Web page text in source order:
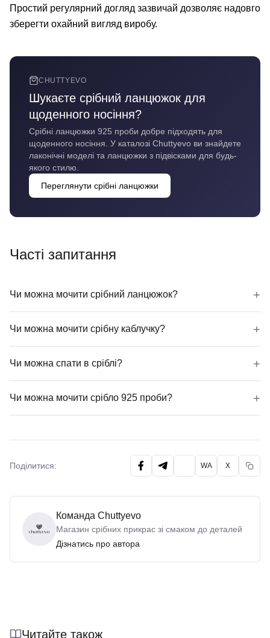
Простий регулярний догляд зазвичай дозволяє надовго
зберегти охайний вигляд виробу.
CHUTTYEVO
Шукаєте срібний ланцюжок для
щоденного носіння?
Срібні ланцюжки 925 проби добре підходять для
щоденного носіння. У каталозі Chuttyevo ви знайдете
лаконічні моделі та ланцюжки з підвісками для будь-
якого стилю.
Переглянути срібні ланцюжки
Часті запитання
Чи можна мочити срібний ланцюжок? +
Чи можна мочити срібну каблучку?
+
Чи можна спати в сріблі?
+
Чи можна мочити срібло 925 проби?
+
Поділитися: WA X
Команда Chuttyevo
Магазин срібних прикрас зі смаком до деталей
Дізнатись про автора
Читайте також